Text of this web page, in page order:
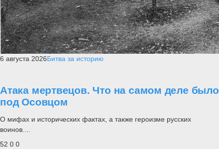
6 августа 2026Битва за историю
Атака мертвецов. Что на самом деле было
под Осовцом
О мифах и исторических фактах, а также героизме русских
воинов....
52 0 0